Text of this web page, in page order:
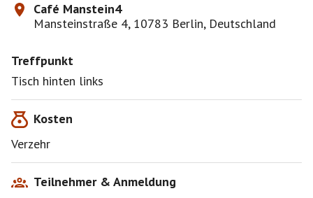
Café Manstein4
Mansteinstraße 4, 10783 Berlin, Deutschland
Treffpunkt
Tisch hinten links
Kosten
Verzehr
Teilnehmer & Anmeldung